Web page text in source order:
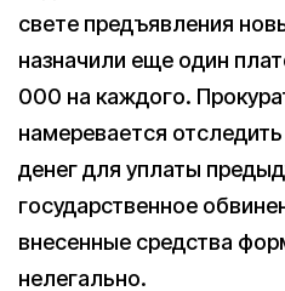
свете предъявления
назначили еще один
000 на каждого.
намеревается
денег для уплаты
государственное
внесенные средства
нелегально.